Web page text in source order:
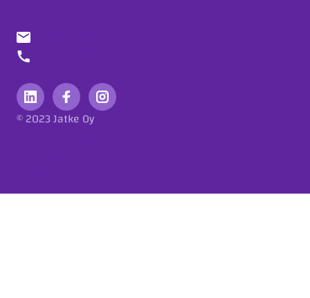
© 2023 Jatke Oy